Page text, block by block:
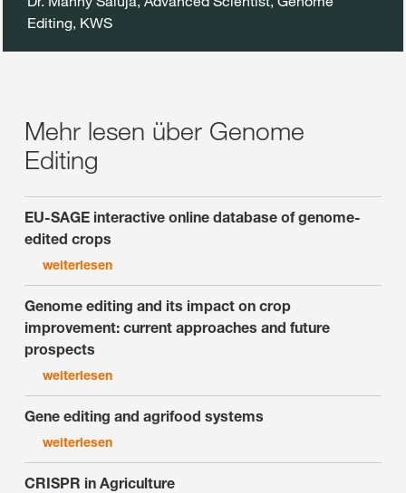
Editing, KWS
Mehr lesen über Genome
Editing
EU-SAGE interactive online database of genome-
edited crops
weiterlesen
Genome editing and its impact on crop
improvement: current approaches and future
prospects
weiterlesen
Gene editing and agrifood systems
weiterlesen
CRISPR in Agriculture